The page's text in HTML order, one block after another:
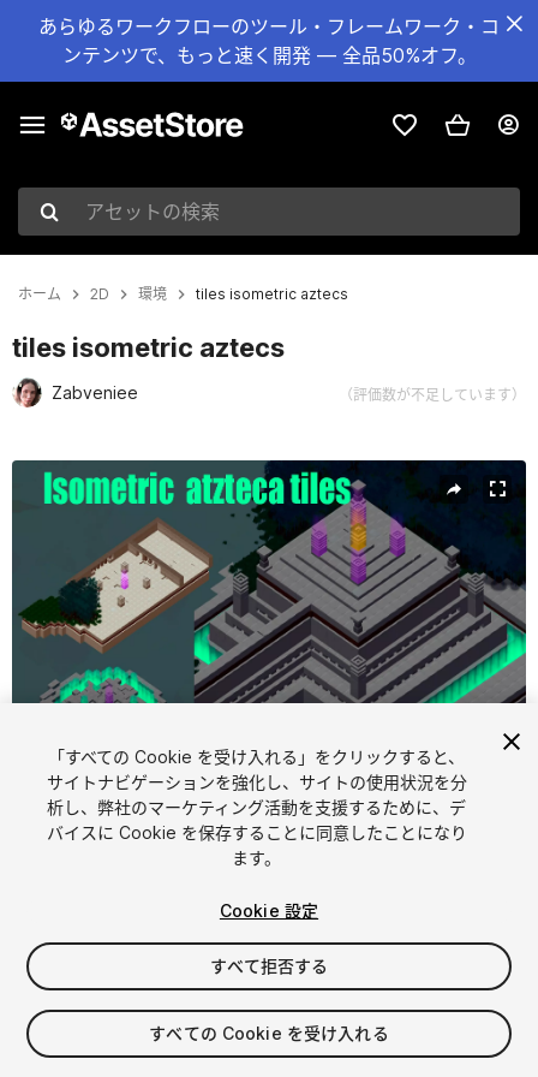
あらゆるワークフローのツール・フレームワーク・コ
ンテンツで、もっと速く開発 — 全品50%オフ。
アセットの検索
ホーム 2D 環境 tiles isometric aztecs
tiles isometric aztecs
Zabveniee （評価数が不足しています）
現在のスライド：1 / 9
1 /9
$7.99
消費税は決済時に計算されます
「すべての Cookie を受け入れる」をクリックすると、
サイトナビゲーションを強化し、サイトの使用状況を分
析し、弊社のマーケティング活動を支援するために、デ
バイスに Cookie を保存することに同意したことになり
ます。
Cookie 設定
すべて拒否する
すべての Cookie を受け入れる